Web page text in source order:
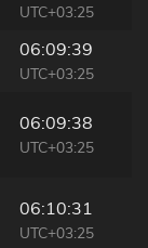
UTC+03:25
06:09:39
UTC+03:25
06:09:38
UTC+03:25
06:10:31
UTC+03:25